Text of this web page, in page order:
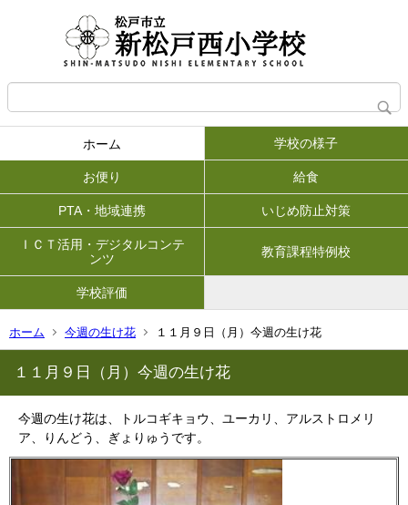
ホーム 学校の様子
お便り 給食
PTA・地域連携 いじめ防止対策
ＩＣＴ活用・デジタルコンテ
ンツ
教育課程特例校
学校評価
ホーム 今週の生け花 １１月９日（月）今週の生け花
１１月９日（月）今週の生け花
今週の生け花は、トルコギキョウ、ユーカリ、アルストロメリ
ア、りんどう、ぎょりゅうです。